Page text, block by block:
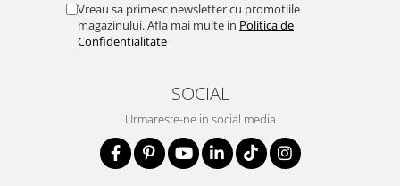
Vreau sa primesc newsletter cu promotiile
magazinului. Afla mai multe in Politica de
Confidentialitate
SOCIAL
Urmareste-ne in social media